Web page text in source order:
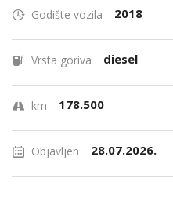
Godište vozila 2018
Vrsta goriva diesel
km 178.500
Objavljen 28.07.2026.